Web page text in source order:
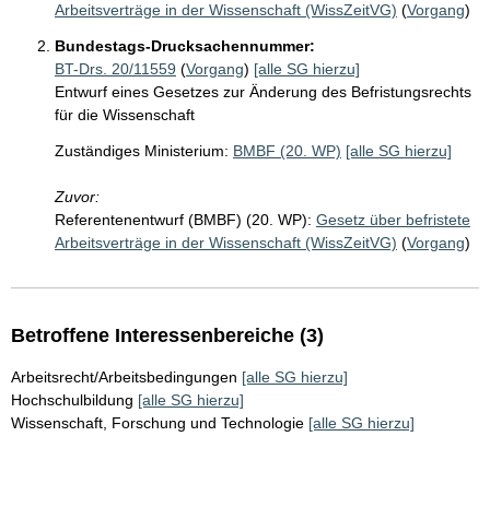
Arbeitsverträge in der Wissenschaft (WissZeitVG) (Vorgang)
Bundestags-Drucksachennummer:
BT-Drs. 20/11559 (Vorgang) [alle SG hierzu]
Entwurf eines Gesetzes zur Änderung des Befristungsrechts
für die Wissenschaft
Zuständiges Ministerium: BMBF (20. WP) [alle SG hierzu]
Zuvor:
Referentenentwurf (BMBF) (20. WP): Gesetz über befristete
Arbeitsverträge in der Wissenschaft (WissZeitVG) (Vorgang)
Betroffene Interessenbereiche (3)
Arbeitsrecht/Arbeitsbedingungen [alle SG hierzu]
Hochschulbildung [alle SG hierzu]
Wissenschaft, Forschung und Technologie [alle SG hierzu]